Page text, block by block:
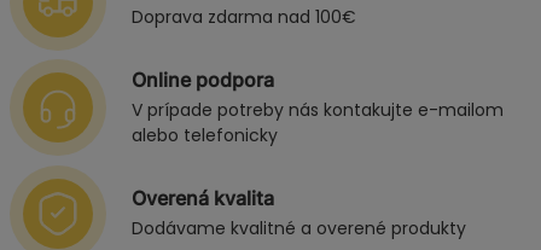
Doprava zdarma nad 100€
Online podpora
V prípade potreby nás kontakujte e-mailom
alebo telefonicky
Overená kvalita
Dodávame kvalitné a overené produkty